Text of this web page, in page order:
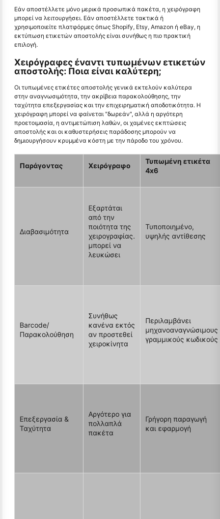
Εάν αποστέλλετε μόνο μερικά προσωπικά πακέτα, η χειρόγραφη
μπορεί να λειτουργήσει. Εάν αποστέλλετε τακτικά ή
χρησιμοποιείτε πλατφόρμες όπως Shopify, Etsy, Amazon ή eBay, η
εκτύπωση ετικετών αποστολής είναι συνήθως η πιο πρακτική
επιλογή.
Χειρόγραφες έναντι τυπωμένων ετικετών
αποστολής: Ποια είναι καλύτερη;
Οι τυπωμένες ετικέτες αποστολής γενικά εκτελούν καλύτερα
στην αναγνωσιμότητα, την ακρίβεια παρακολούθησης, την
ταχύτητα επεξεργασίας και την επιχειρηματική αποδοτικότητα. Η
χειρόγραφη μπορεί να φαίνεται "δωρεάν", αλλά η αργότερη
προετοιμασία, η αντιμετώπιση λαθών, οι χαμένες εκπτώσεις
αποστολής και οι καθυστερήσεις παράδοσης μπορούν να
δημιουργήσουν κρυμμένα κόστη με την πάροδο του χρόνου.
Παράγοντας Χειρόγραφο
Τυπωμένη ετικέτα
4x6
Διαβασιμότητα
Εξαρτάται
από την
ποιότητα της
χειρογραφίας.
μπορεί να
λευκώσει
Τυποποιημένο,
υψηλής αντίθεσης
Barcode/
Παρακολούθηση
Συνήθως
κανένα εκτός
αν προστεθεί
χειροκίνητα
Περιλαμβάνει
μηχανοαναγνώσιμους
γραμμικούς κωδικούς
Επεξεργασία &
Ταχύτητα
Αργότερο για
πολλαπλά
πακέτα
Γρήγορη παραγωγή
και εφαρμογή